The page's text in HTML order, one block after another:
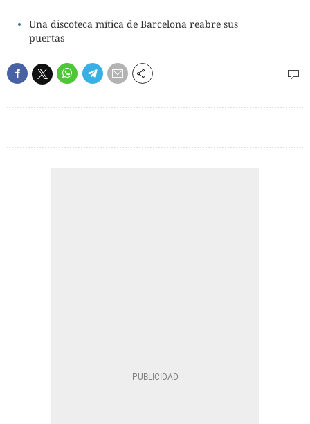
Una discoteca mítica de Barcelona reabre sus
puertas